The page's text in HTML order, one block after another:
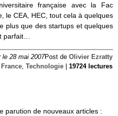
française avec la Fac
le CEA, HEC, tout cela à quelques
plus que des startups et quelques
parfait…
le 28 mai 2007Post de Olivier Ezratty
France, Technologie 19724 lectures
parution de nouveaux articles :